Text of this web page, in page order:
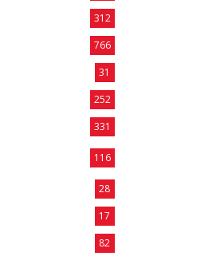
312
766
31
252
331
116
28
17
82